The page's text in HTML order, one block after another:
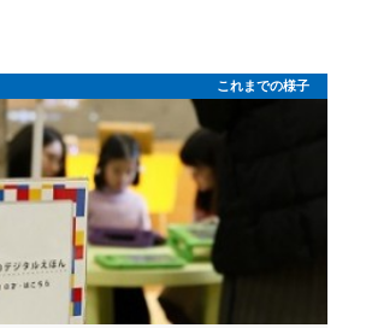
これまでの様子